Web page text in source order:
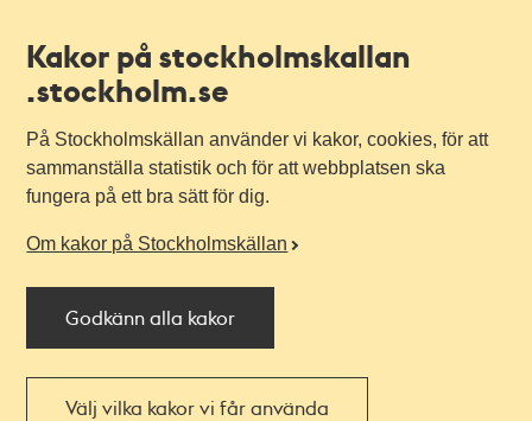
Kakor på stockholmskallan
.stockholm.se
På Stockholmskällan använder vi kakor, cookies, för att
sammanställa statistik och för att webbplatsen ska
fungera på ett bra sätt för dig.
Om kakor på Stockholmskällan
Godkänn alla kakor
Välj vilka kakor vi får använda